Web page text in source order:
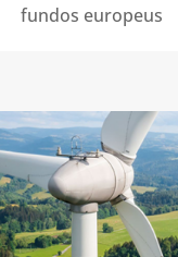
fundos europeus